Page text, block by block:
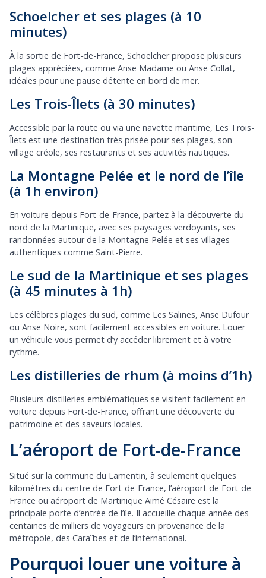
Schoelcher et ses plages (à 10
minutes)
À la sortie de Fort-de-France, Schoelcher propose plusieurs
plages appréciées, comme Anse Madame ou Anse Collat,
idéales pour une pause détente en bord de mer.
Les Trois-Îlets (à 30 minutes)
Accessible par la route ou via une navette maritime, Les Trois-
Îlets est une destination très prisée pour ses plages, son
village créole, ses restaurants et ses activités nautiques.
La Montagne Pelée et le nord de l’île
(à 1h environ)
En voiture depuis Fort-de-France, partez à la découverte du
nord de la Martinique, avec ses paysages verdoyants, ses
randonnées autour de la Montagne Pelée et ses villages
authentiques comme Saint-Pierre.
Le sud de la Martinique et ses plages
(à 45 minutes à 1h)
Les célèbres plages du sud, comme Les Salines, Anse Dufour
ou Anse Noire, sont facilement accessibles en voiture. Louer
un véhicule vous permet d’y accéder librement et à votre
rythme.
Les distilleries de rhum (à moins d’1h)
Plusieurs distilleries emblématiques se visitent facilement en
voiture depuis Fort-de-France, offrant une découverte du
patrimoine et des saveurs locales.
L’aéroport de Fort-de-France
Situé sur la commune du Lamentin, à seulement quelques
kilomètres du centre de Fort-de-France, l’aéroport de Fort-de-
France ou aéroport de Martinique Aimé Césaire est la
principale porte d’entrée de l’île. Il accueille chaque année des
centaines de milliers de voyageurs en provenance de la
métropole, des Caraïbes et de l’international.
Pourquoi louer une voiture à